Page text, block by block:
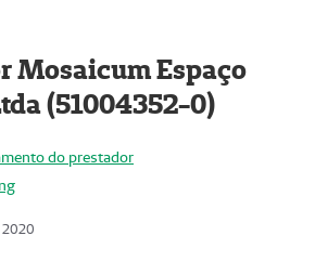
Mosaicum Espaço
(51004352-0)
do prestador
2020